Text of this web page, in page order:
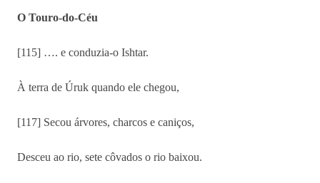
O Touro-do-Céu
[115] …. e conduzia-o Ishtar.
À terra de Úruk quando ele chegou,
[117] Secou árvores, charcos e caniços,
Desceu ao rio, sete côvados o rio baixou.